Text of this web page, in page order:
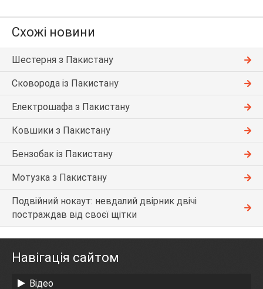
Схожі новини
Шестерня з Пакистану
Сковорода із Пакистану
Електрошафа з Пакистану
Ковшики з Пакистану
Бензобак із Пакистану
Мотузка з Пакистану
Подвійний нокаут: невдалий двірник двічі
постраждав від своєї щітки
Навігація сайтом
Відео